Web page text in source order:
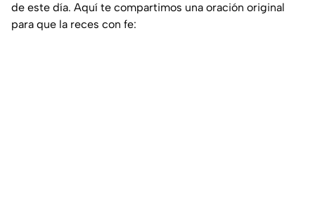
de este día. Aquí te compartimos una oración original
para que la reces con fe: